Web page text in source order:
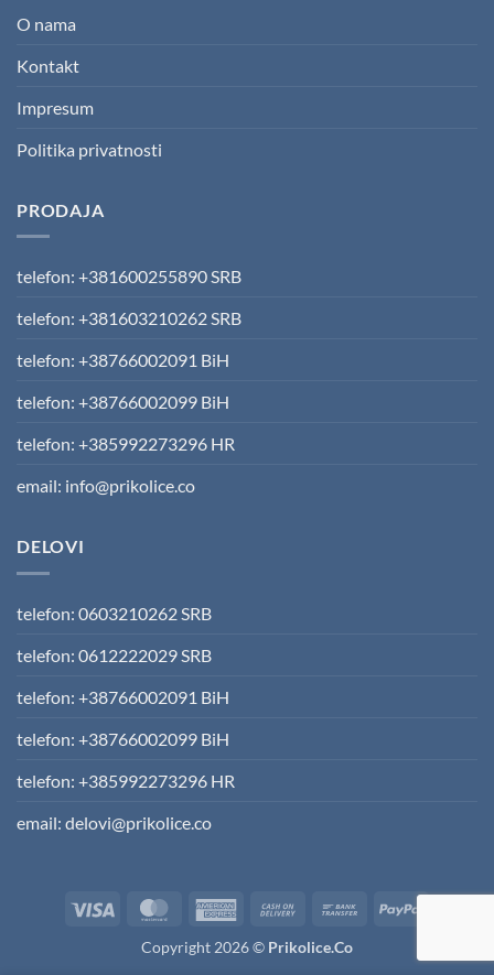
O nama
Kontakt
Impresum
Politika privatnosti
PRODAJA
telefon: +381600255890 SRB
telefon: +381603210262 SRB
telefon: +38766002091 BiH
telefon: +38766002099 BiH
telefon: +385992273296 HR
email: info@prikolice.co
DELOVI
telefon: 0603210262 SRB
telefon: 0612222029 SRB
telefon: +38766002091 BiH
telefon: +38766002099 BiH
telefon: +385992273296 HR
email: delovi@prikolice.co
Visa MasterCardAmerican
Cash
Delivery
Bank
Copyright 2026 © Prikolice.Co